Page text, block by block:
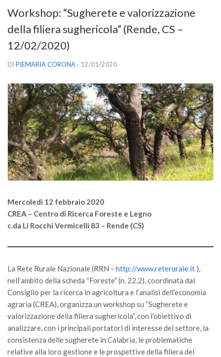
Versamento Quote di Iscrizione
Gruppi di Lavoro
Lista dei Gruppi di Lavoro SISEF
GdL Biodiversità Forestale
GdL Arboricoltura da Legno e Agroselvicoltura
GdL Modellistica Forestale
GdL Selvicoltura
GdL Ecologia del Suolo
GdL Pianificazione Forestale
GdL Filiera del legno
GdL Gestione Incendi Boschivi
GdL Foreste, Mitigazione, Adattamento
GdL Infrastrutture, Risorse, Innovazione
GdL Boschi Vetusti
GdL “TreeTalkers”
GdL Boschi Cedui
News
Workshop: “Sugherete e valorizzazione
della filiera sughericola” (Rende, CS –
12/02/2020)
DI PIEMARIA CORONA· 12/01/2020
Mercoledì 12 febbraio 2020
CREA – Centro di Ricerca Foreste e Legno
c.da Li Rocchi Vermicelli 83 – Rende (CS)
La Rete Rurale Nazionale (RRN – http://www.reterurale.it ),
nell’ambito della scheda “Foreste” (n. 22.2), coordinata dal
Consiglio per la ricerca in agricoltura e l’analisi dell’economia
agraria (CREA), organizza un workshop su “Sugherete e
valorizzazione della filiera sughericola”, con l’obiettivo di
analizzare, con i principali portatori di interesse del settore, la
consistenza delle sugherete in Calabria, le problematiche
relative alla loro gestione e le prospettive della filiera del